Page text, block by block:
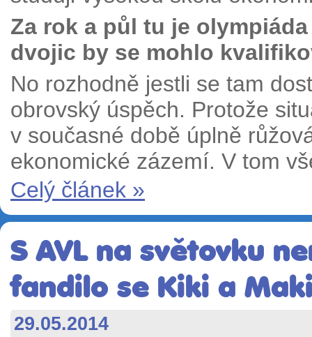
Za rok a půl tu je
dvojic by se mohlo
No rozhodně jestli se tam
obrovský úspěch. Protože
v současné době úplně
ekonomické zázemí. V tom
Celý článek »
S AVL na světovku
fandilo se Kiki a
29.05.2014